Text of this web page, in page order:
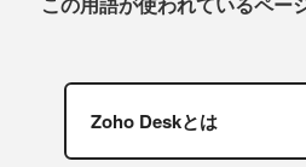
Zoho Deskとは